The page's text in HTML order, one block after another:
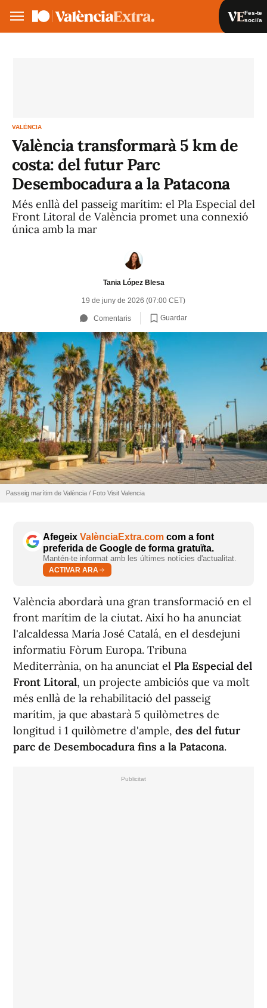
Fes-te
soci/a
VALÈNCIA
València transformarà 5 km de
costa: del futur Parc
Desembocadura a la Patacona
Més enllà del passeig marítim: el Pla Especial del
Front Litoral de València promet una connexió
única amb la mar
Tania López Blesa
19 de juny de 2026 (07:00 CET)
Comentaris Guardar
Passeig marítim de València / Foto Visit Valencia
Afegeix ValènciaExtra.com com a font
preferida de Google de forma gratuïta.
Mantén-te informat amb les últimes notícies d'actualitat.
ACTIVAR ARA
València abordarà una gran transformació en el
front marítim de la ciutat. Així ho ha anunciat
l'alcaldessa María José Catalá, en el desdejuni
informatiu Fòrum Europa. Tribuna
Mediterrània, on ha anunciat el Pla Especial del
Front Litoral, un projecte ambiciós que va molt
més enllà de la rehabilitació del passeig
marítim, ja que abastarà 5 quilòmetres de
longitud i 1 quilòmetre d'ample, des del futur
parc de Desembocadura fins a la Patacona.